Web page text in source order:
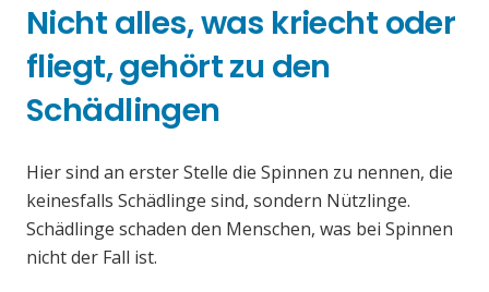
Nicht alles, was kriecht oder
fliegt, gehört zu den
Schädlingen
Hier sind an erster Stelle die Spinnen zu nennen, die
keinesfalls Schädlinge sind, sondern Nützlinge.
Schädlinge schaden den Menschen, was bei Spinnen
nicht der Fall ist.